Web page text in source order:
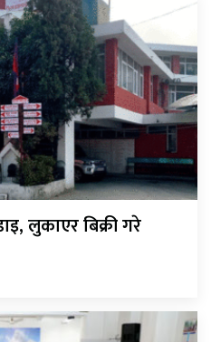
लुकाएर बिक्री गरे